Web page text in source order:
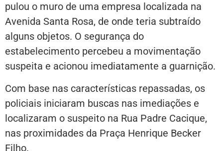
pulou o muro de uma empresa localizada na
Avenida Santa Rosa, de onde teria subtraído
alguns objetos. O segurança do
estabelecimento percebeu a movimentação
suspeita e acionou imediatamente a guarnição.
Com base nas características repassadas, os
policiais iniciaram buscas nas imediações e
localizaram o suspeito na Rua Padre Cacique,
nas proximidades da Praça Henrique Becker
Filho.